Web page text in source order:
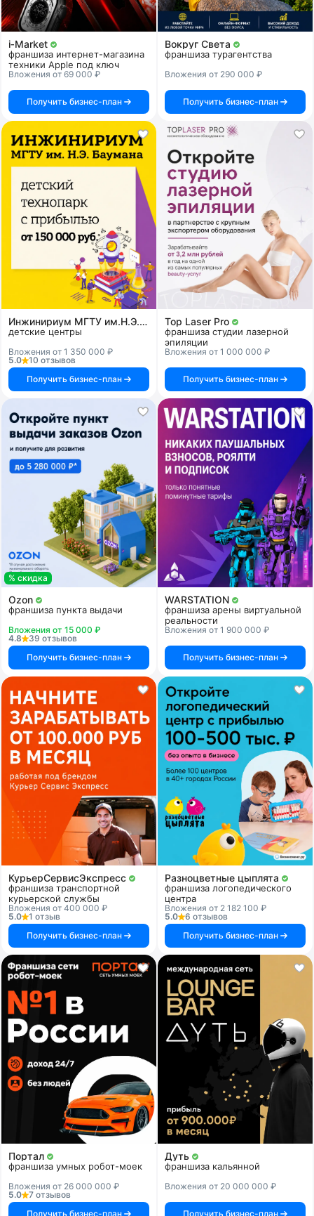
i‑Market
франшиза интернет-магазина
техники Apple под ключ
Вложения от 69 000 ₽
Получить бизнес-план
Вокруг Света
франшиза турагентства
Вложения от 290 000 ₽
Получить бизнес-план
Инжинириум МГТУ им.Н.Э.Баумана
детские центры
Вложения от 1 350 000 ₽
5.0
10 отзывов
Получить бизнес-план
Top Laser Pro
франшиза студии лазерной
эпиляции
Вложения от 1 000 000 ₽
Получить бизнес-план
% скидка
Ozon
франшиза пункта выдачи
Вложения от 15 000 ₽
4.8
39 отзывов
Получить бизнес-план
WARSTATION
франшиза арены виртуальной
реальности
Вложения от 1 900 000 ₽
Получить бизнес-план
КурьерСервисЭкспресс
франшиза транспортной
курьерской службы
Вложения от 400 000 ₽
5.0
1 отзыв
Получить бизнес-план
Разноцветные цыплята
франшиза логопедического
центра
Вложения от 2 182 100 ₽
5.0
6 отзывов
Получить бизнес-план
Портал
франшиза умных робот-моек
Вложения от 26 000 000 ₽
5.0
7 отзывов
Получить бизнес-план
Дуть
франшиза кальянной
Вложения от 20 000 000 ₽
Получить бизнес-план